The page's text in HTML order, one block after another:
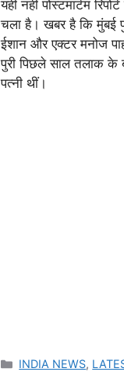
यही नहीं पोस्टमार्टम
चला है। खबर है कि मुंबई
ईशान और एक्टर मनोज
पुरी पिछले साल तलाक के
पत्नी थीं।
Categories
INDIA NEWS,